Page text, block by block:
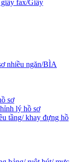
giấy fax/Giấy
nhiều ngăn/BÌA
sơ
lý hồ sơ
tầng/ khay đựng hồ